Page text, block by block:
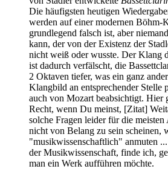
Die häufigsten heutigen
werden auf einer modernen Böhm-
grundlegend falsch ist, aber
kann, der von der Existenz der
nicht weiß oder wusste. Der Klang
ist dadurch verfälscht, die
2 Oktaven tiefer, was ein ganz
Klangbild an entsprechender Stelle
auch von Mozart beabsichtigt. Hier
Recht, wenn Du meinst, [Zitat]
solche Fragen leider für die
nicht von Belang zu sein scheinen,
"musikwissenschaftlich" anmuten
der Musikwissenschaft, finde ich,
man ein Werk aufführen möchte.